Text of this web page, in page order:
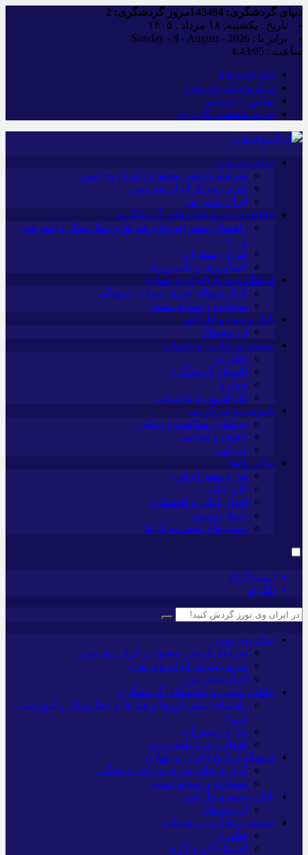
دنیای گردشگری: امروز گردشگری:
تاریخ : یکشنبه, ۱۸ مرداد , ۱۴۰۵
برابر با : Sunday - 9 - August - 2026
ساعت : 4:43:06
iranwaytours
درباره ایران وی تورز
تماس با سردبیر
حریم شخصی کاربران
ایران وی تورز
شرایط بازنشر محتوا در ایران وی تورز
خرید رپورتاژ ایران وی تورز
ایران سفر تور
جاهای دیدنی و جاذبه‌های گردشگری
راهنمای سفر (تورها و هتل‌ها و حمل‌و‌نقل و آموزشی
و…)
غذا و رستوران
کشاورزی و دامپروری
فرهنگ و تاریخ (ایران و جهان)
گزارش‌های خبری میراث فرهنگی
سوغات و صنایع دستی
بانک و بیمه و فارکس
ارزدیجیتال
صنعت و تجارت و خدمات
فناوری
اقتصاد گردشگری
خودرو
کارآفرینی و بازاریابی
عمومی و سرگرمی
پزشکی، سلامت و زیبایی
حقوق و قضایی
ورزشی
سایر راه‌ها
تور و سفر ایرانی
کارا دیلی
اخبار بانکی و اقتصادی
بلیط اتوبوس
مسیرهای نجف به کربلا
اینستاگرام
تلگرام
ایران وی تورز
شرایط بازنشر محتوا در ایران وی تورز
خرید رپورتاژ ایران وی تورز
ایران سفر تور
جاهای دیدنی و جاذبه‌های گردشگری
راهنمای سفر (تورها و هتل‌ها و حمل‌و‌نقل و آموزشی
و…)
غذا و رستوران
کشاورزی و دامپروری
فرهنگ و تاریخ (ایران و جهان)
گزارش‌های خبری میراث فرهنگی
سوغات و صنایع دستی
بانک و بیمه و فارکس
ارزدیجیتال
صنعت و تجارت و خدمات
فناوری
اقتصاد گردشگری